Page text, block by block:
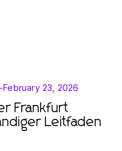
-February 23, 2026
Frankfurt
Leitfaden